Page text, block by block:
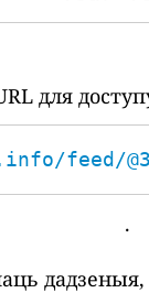
для
feed/
.